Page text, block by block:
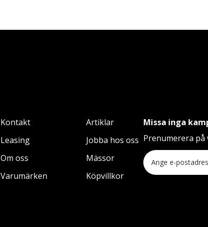
Kontakt
Leasing
Om oss
Varumärken
Artiklar
Jobba hos oss
Mässor
Köpvillkor
Missa inga
Prenumerera